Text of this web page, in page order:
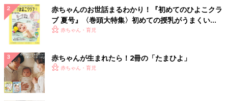
赤ちゃんのお世話まるわかり！『初めてのひよこクラ
ブ 夏号』〈巻頭大特集〉初めての授乳がうまくい
く！ おっぱい・ミルクの基本と夏のトラブル 解決テ
赤ちゃん・育児
赤ちゃんが生まれたら！2冊の「たまひよ」
赤ちゃん・育児